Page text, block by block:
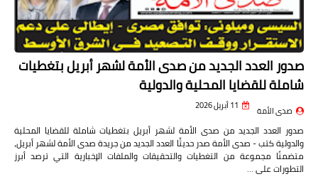
صدور العدد الجديد من صدى الأمة لشهر أبريل بتغطيات
شاملة للقضايا المحلية والدولية
صدى الأمة 11 أبريل 2026
صدور العدد الجديد من صدى الأمة لشهر أبريل بتغطيات شاملة للقضايا المحلية
والدولية كتب - صدى الأمة صدر حديثًا العدد الجديد من جريدة صدى الأمة لشهر أبريل،
متضمنًا مجموعة من التغطيات والتحقيقات والملفات الإخبارية التي ترصد أبرز
التطورات على …